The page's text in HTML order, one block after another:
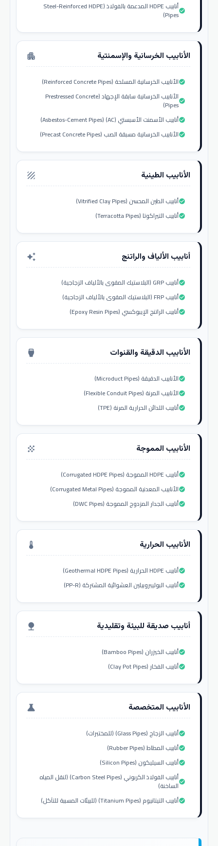
أنابيب HDPE المدعمة بالفولاذ (Steel-Reinforced HDPE
Pipes)check_circle
الأنابيب الخرسانية والإسمنتية apartment
الأنابيب الخرسانية المسلحة (Reinforced Concrete Pipes)check_circle
الأنابيب الخرسانية سابقة الإجهاد (Prestressed Concrete
Pipes)check_circle
أنابيب الأسمنت الأسبستي (AC) (Asbestos-Cement Pipes)check_circle
الأنابيب الخرسانية مسبقة الصب (Precast Concrete Pipes)check_circle
الأنابيب الطينية texture
أنابيب الطين المحسن (Vitrified Clay Pipes)check_circle
أنابيب التيراكوتا (Terracotta Pipes)check_circle
أنابيب الألياف والراتنج auto_awesome
أنابيب GRP (البلاستيك المقوى بالألياف الزجاجية)check_circle
أنابيب FRP (البلاستيك المقوى بالألياف الزجاجية)check_circle
أنابيب الراتنج الإيبوكسي (Epoxy Resin Pipes)check_circle
الأنابيب الدقيقة والقنوات settings_input_hdmi
الأنابيب الدقيقة (Microduct Pipes)check_circle
الأنابيب المرنة (Flexible Conduit Pipes)check_circle
أنابيب اللدائن الحرارية المرنة (TPE)check_circle
الأنابيب المموجة grain
أنابيب HDPE المموجة (Corrugated HDPE Pipes)check_circle
الأنابيب المعدنية المموجة (Corrugated Metal Pipes)check_circle
أنابيب الجدار المزدوج المموجة (DWC Pipes)check_circle
الأنابيب الحرارية thermostat
أنابيب HDPE الحرارية (Geothermal HDPE Pipes)check_circle
أنابيب البوليبروبيلين العشوائية المشتركة (PP-R)check_circle
أنابيب صديقة للبيئة وتقليدية nature
أنابيب الخيزران (Bamboo Pipes)check_circle
أنابيب الفخار (Clay Pot Pipes)check_circle
الأنابيب المتخصصة science
أنابيب الزجاج (Glass Pipes) (للمختبرات)check_circle
أنابيب المطاط (Rubber Pipes)check_circle
أنابيب السيليكون (Silicon Pipes)check_circle
أنابيب الفولاذ الكربوني (Carbon Steel Pipes) (لنقل المياه
الساخنة)check_circle
أنابيب التيتانيوم (Titanium Pipes) (للبيئات المسببة للتآكل)check_circle